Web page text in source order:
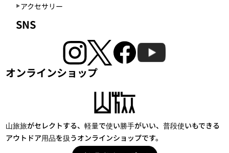
アクセサリー
SNS
オンラインショップ
山旅旅がセレクトする、軽量で使い勝手がいい、普段使いもできる
アウトドア用品を扱うオンラインショップです。